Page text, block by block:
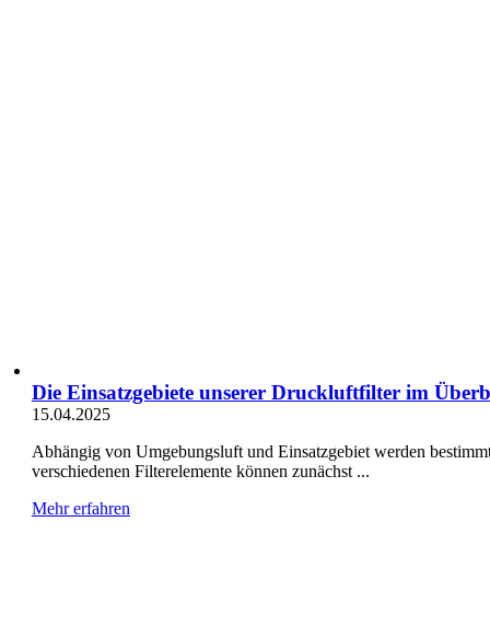
Die Einsatzgebiete unserer Druckluftfilter im
15.04.2025
Abhängig von Umgebungsluft und Einsatzgebiet werden
verschiedenen Filterelemente können zunächst ...
Mehr erfahren